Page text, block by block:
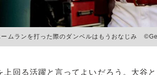
ームランを打った際のダンベルはもうおなじみ
回る活躍と言ってよいだろう。大谷